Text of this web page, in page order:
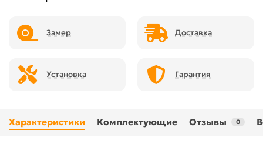
Замер Доставка
Установка Гарантия
Характеристики Комплектующие Отзывы 0